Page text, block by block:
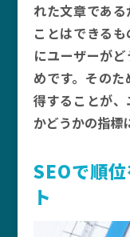
れた文章であ
ことはできる
にユーザーが
めです。その
得することが
かどうかの指標
SEOで順
ト